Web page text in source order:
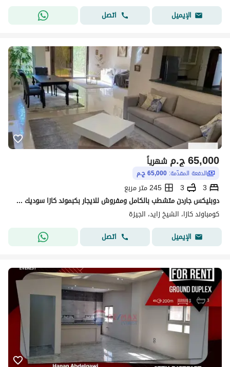
الإيميل
اتصل
ج.م65,000 شهرياً
الدفعة المقدّمة: 65,000 ج.م
3
3
245 متر مربع
دوبليكس جاردن متشطب بالكامل ومفروش للايجار بكبموند كازا سوديك ويست الشيخ زايد Duplex fully furnished for rent in Casa SODIC west Zayed city
كومباوند كازا، الشيخ زايد، الجيزة
الإيميل
اتصل